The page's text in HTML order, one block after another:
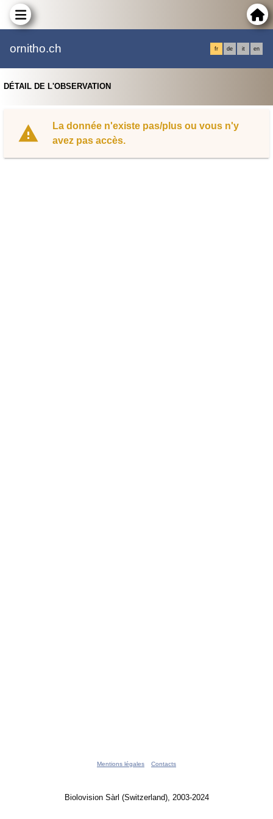
ornitho.ch fr de it en
DÉTAIL DE L'OBSERVATION
La donnée n'existe pas/plus ou vous n'y
avez pas accès.
Mentions légales Contacts
Biolovision Sàrl (Switzerland), 2003-2024